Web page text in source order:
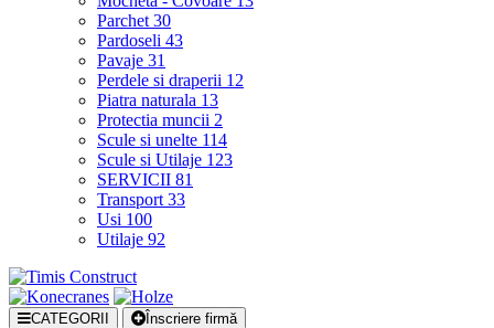
Parchet 30
Pardoseli 43
Pavaje 31
Perdele si draperii 12
Piatra naturala 13
Protectia muncii 2
Scule si unelte 114
Scule si Utilaje 123
SERVICII 81
Transport 33
Usi 100
Utilaje 92
CATEGORII Înscriere firmă